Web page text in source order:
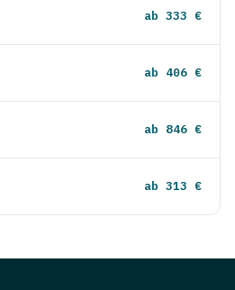
ab 333 €
ab 406 €
ab 846 €
ab 313 €